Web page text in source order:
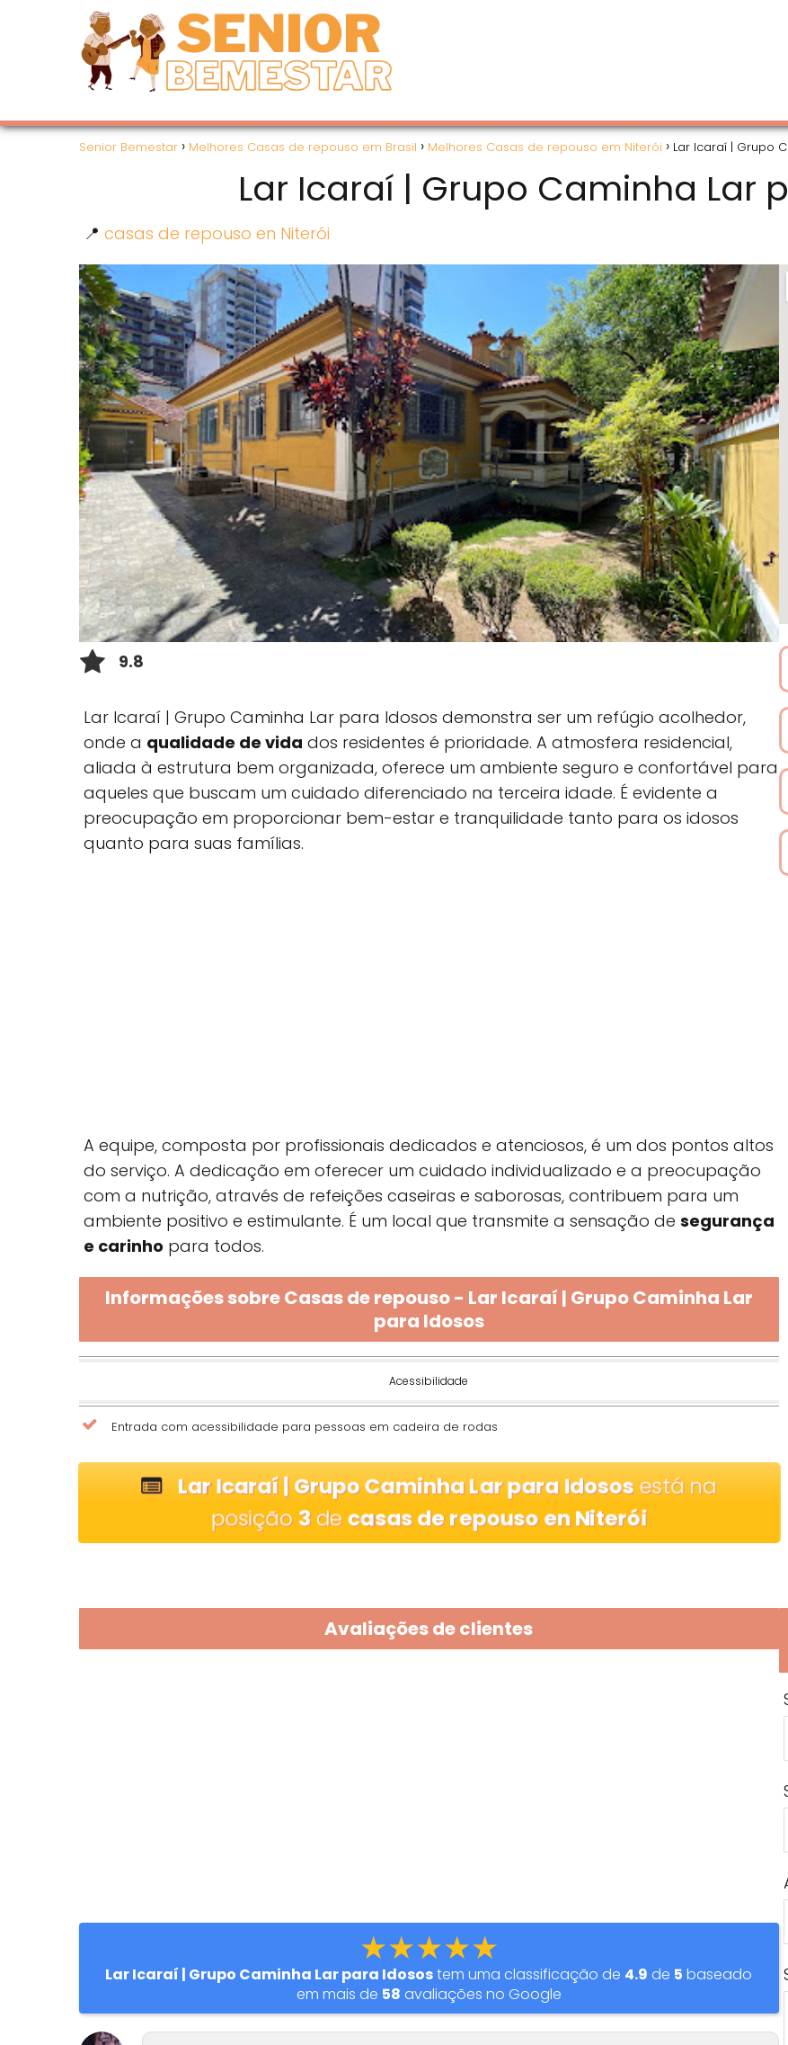
Senior Bemestar Melhores Casas de repouso em Brasil Melhores Casas de repouso em Niterói Lar Icaraí | Grupo
Lar Icaraí | Grupo Caminha Lar
📍 casas de repouso en Niterói
9.8
Lar Icaraí | Grupo Caminha Lar para Idosos demonstra ser um refúgio acolhedor,
onde a qualidade de vida dos residentes é prioridade. A atmosfera residencial,
aliada à estrutura bem organizada, oferece um ambiente seguro e confortável para
aqueles que buscam um cuidado diferenciado na terceira idade. É evidente a
preocupação em proporcionar bem-estar e tranquilidade tanto para os idosos
quanto para suas famílias.
A equipe, composta por profissionais dedicados e atenciosos, é um dos pontos altos
do serviço. A dedicação em oferecer um cuidado individualizado e a preocupação
com a nutrição, através de refeições caseiras e saborosas, contribuem para um
ambiente positivo e estimulante. É um local que transmite a sensação de segurança
e carinho para todos.
Informações sobre Casas de repouso - Lar Icaraí | Grupo Caminha Lar
para Idosos
Acessibilidade
Entrada com acessibilidade para pessoas em cadeira de rodas
Lar Icaraí | Grupo Caminha Lar para Idososestá na
posição 3decasas de repouso en Niterói
Avaliações de clientes
★★★★★
Lar Icaraí | Grupo Caminha Lar para Idosostem uma classificação de 4.9 de 5 baseado
em mais de 58 avaliações no Google